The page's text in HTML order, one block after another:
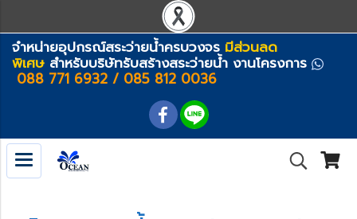
จำหน่ายอุปกรณ์สระว่ายน้ำครบวงจร มีส่วนลด
พิเศษ สำหรับบริษัทรับสร้างสระว่ายน้ำ งานโครงการ
088 771 6932 / 085 812 0036